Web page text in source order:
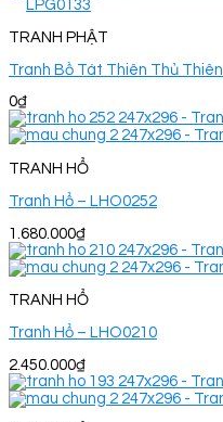
TRANH PHẬT
Tranh Bồ Tát Thiên Thủ
0₫
TRANH HỔ
Tranh Hổ – LHO0252
1.680.000₫
TRANH HỔ
Tranh Hổ – LHO0210
2.450.000₫